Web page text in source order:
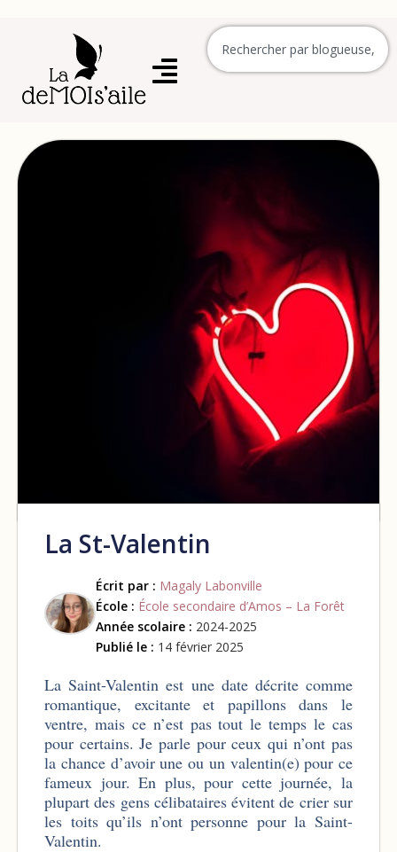
La St-Valentin
Écrit par : Magaly Labonville
École : École secondaire d’Amos – La Forêt
Année scolaire : 2024-2025
Publié le : 14 février 2025
La Saint-Valentin est une date décrite comme
romantique, excitante et papillons dans le
ventre, mais ce n’est pas tout le temps le cas
pour certains. Je parle pour ceux qui n’ont pas
la chance d’avoir une ou un valentin(e) pour ce
fameux jour. En plus, pour cette journée, la
plupart des gens célibataires évitent de crier sur
les toits qu’ils n’ont personne pour la Saint-
Valentin.